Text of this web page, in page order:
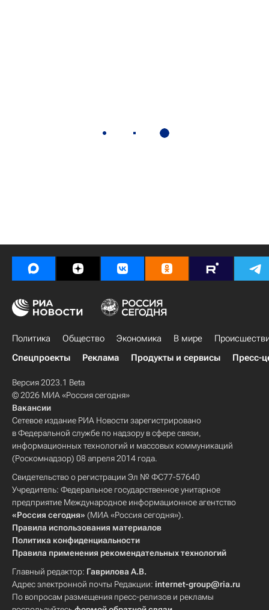
Политика Общество Экономика В мире
Спецпроекты
Реклама Продукты и сервисы Пресс-
Версия 2023.1 Beta
© 2026 МИА «Россия сегодня»
Вакансии
Сетевое издание РИА Новости зарегистрировано
в Федеральной службе по надзору в сфере связи,
информационных технологий и массовых коммуникаций
(Роскомнадзор) 08 апреля 2014 года.
Свидетельство о регистрации Эл № ФС77-57640
Учредитель: Федеральное государственное унитарное
предприятие Международное информационное агентство
«Россия сегодня» (МИА «Россия сегодня»).
Правила использования материалов
Политика конфиденциальности
Правила применения рекомендательных технологий
Главный редактор: Гаврилова А.В.
Адрес электронной почты Редакции: internet-group@ria.ru
По вопросам размещения пресс-релизов и рекламы